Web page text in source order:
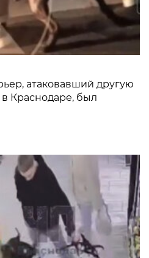
атаковавший другую
Краснодаре, был